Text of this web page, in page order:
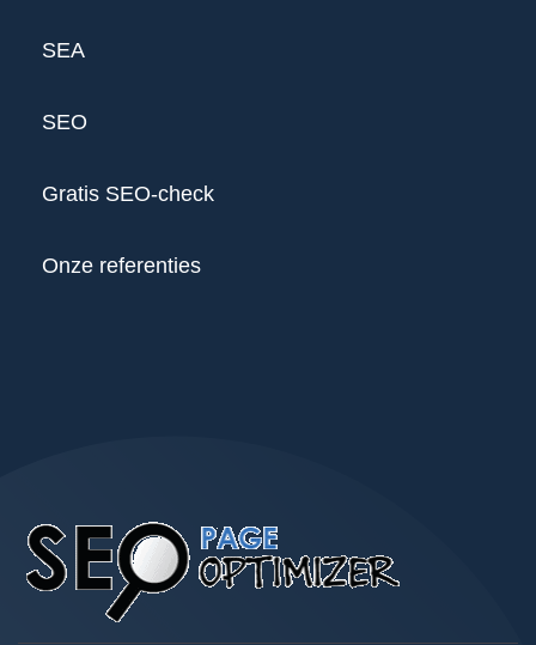
SEA
SEO
Gratis SEO-check
Onze referenties